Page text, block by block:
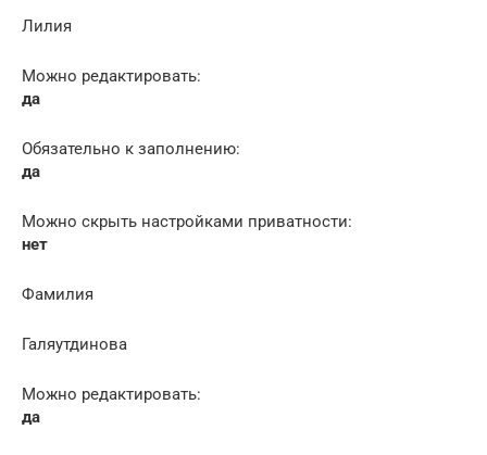
Лилия
Можно редактировать:
да
Обязательно к заполнению:
да
Можно скрыть настройками приватности:
нет
Фамилия
Галяутдинова
Можно редактировать:
да